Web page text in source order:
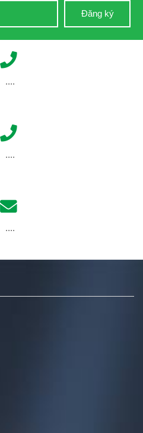
Đăng ký
....
....
....